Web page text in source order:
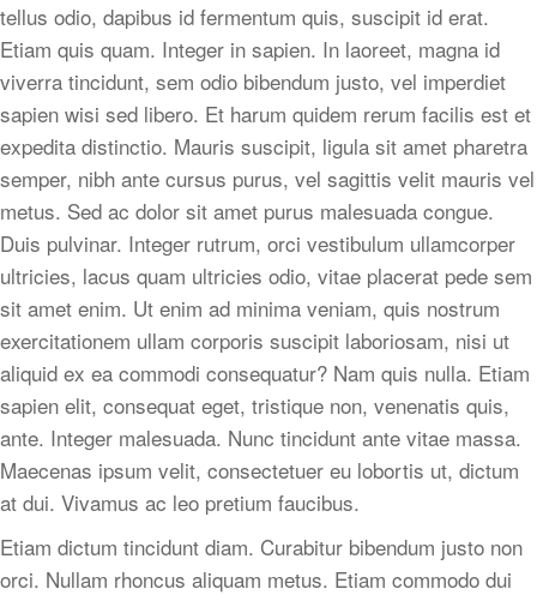
tellus odio, dapibus id fermentum quis, suscipit id erat.
Etiam quis quam. Integer in sapien. In laoreet, magna id
viverra tincidunt, sem odio bibendum justo, vel imperdiet
sapien wisi sed libero. Et harum quidem rerum facilis est et
expedita distinctio. Mauris suscipit, ligula sit amet pharetra
semper, nibh ante cursus purus, vel sagittis velit mauris vel
metus. Sed ac dolor sit amet purus malesuada congue.
Duis pulvinar. Integer rutrum, orci vestibulum ullamcorper
ultricies, lacus quam ultricies odio, vitae placerat pede sem
sit amet enim. Ut enim ad minima veniam, quis nostrum
exercitationem ullam corporis suscipit laboriosam, nisi ut
aliquid ex ea commodi consequatur? Nam quis nulla. Etiam
sapien elit, consequat eget, tristique non, venenatis quis,
ante. Integer malesuada. Nunc tincidunt ante vitae massa.
Maecenas ipsum velit, consectetuer eu lobortis ut, dictum
at dui. Vivamus ac leo pretium faucibus.
Etiam dictum tincidunt diam. Curabitur bibendum justo non
orci. Nullam rhoncus aliquam metus. Etiam commodo dui